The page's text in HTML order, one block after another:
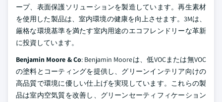
ープ、表面保護ソリューションを製造しています。再生素材
を使用した製品は、室内環境の健康を向上させます。3Mは、
厳格な環境基準を満たす室内用途のエコフレンドリーな革新
に投資しています。
Benjamin Moore & Co: Benjamin Mooreは、低VOCまたは無VOC
の塗料とコーティングを提供し、グリーンインテリア向けの
高品質で環境に優しい仕上げを実現しています。これらの製
品は室内空気質を改善し、グリーンセーティフィケーション